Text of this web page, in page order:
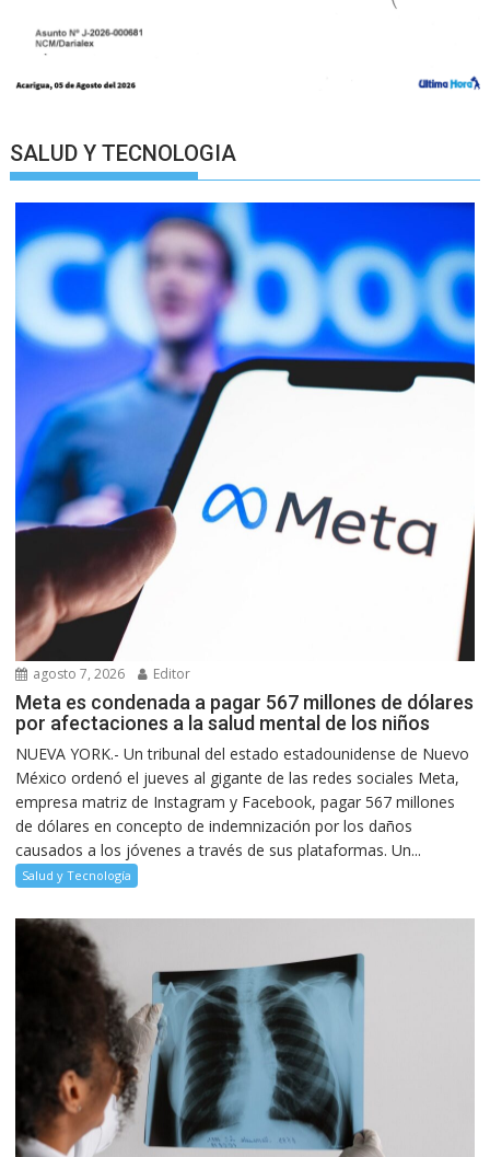
SALUD Y TECNOLOGIA
agosto 7, 2026 Editor
Meta es condenada a pagar 567 millones de dólares
por afectaciones a la salud mental de los niños
NUEVA YORK.- Un tribunal del estado estadounidense de Nuevo
México ordenó el jueves al gigante de las redes sociales Meta,
empresa matriz de Instagram y Facebook, pagar 567 millones
de dólares en concepto de indemnización por los daños
causados a los jóvenes a través de sus plataformas. Un...
Salud y Tecnología